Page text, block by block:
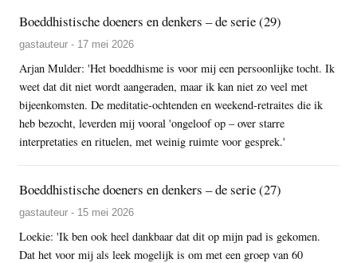
Boeddhistische doeners en denkers – de serie (29)
gastauteur - 17 mei 2026
Arjan Mulder: 'Het boeddhisme is voor mij een persoonlijke tocht. Ik
weet dat dit niet wordt aangeraden, maar ik kan niet zo veel met
bijeenkomsten. De meditatie-ochtenden en weekend-retraites die ik
heb bezocht, leverden mij vooral 'ongeloof op – over starre
interpretaties en rituelen, met weinig ruimte voor gesprek.'
Boeddhistische doeners en denkers – de serie (27)
gastauteur - 15 mei 2026
Loekie: 'Ik ben ook heel dankbaar dat dit op mijn pad is gekomen.
Dat het voor mij als leek mogelijk is om met een groep van 60